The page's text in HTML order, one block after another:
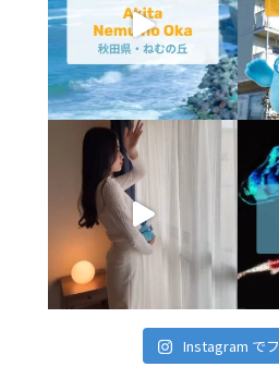
Instagram で